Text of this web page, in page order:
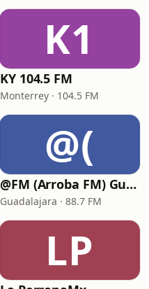
K1
KY 104.5 FM
Monterrey · 104.5 FM
@(
@FM (Arroba FM) Guadalajara
Guadalajara · 88.7 FM
LP